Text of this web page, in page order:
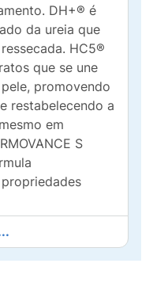
DH+® é
da ureia que
HC5®
que se une
promovendo
restabelecendo a
em
S
hidratada
Não possui